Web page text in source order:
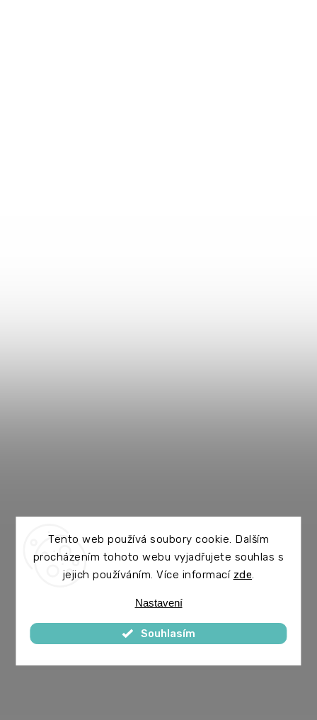
Tento web používá soubory cookie. Dalším
procházením tohoto webu vyjadřujete souhlas s
jejich používáním. Více informací zde
Nastavení
Souhlasím